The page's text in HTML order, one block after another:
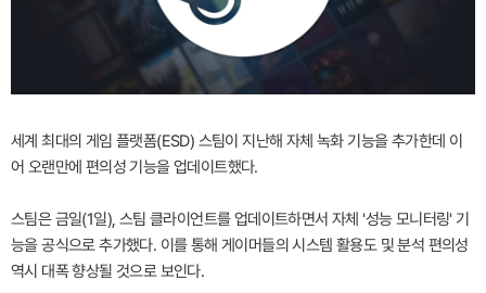
세계 최대의 게임 플랫폼(ESD) 스팀이 지난해 자체 녹화 기능을 추가한데 이
어 오랜만에 편의성 기능을 업데이트했다.
스팀은 금일(1일), 스팀 클라이언트를 업데이트하면서 자체 '성능 모니터링' 기
능을 공식으로 추가했다. 이를 통해 게이머들의 시스템 활용도 및 분석 편의성
역시 대폭 향상될 것으로 보인다.